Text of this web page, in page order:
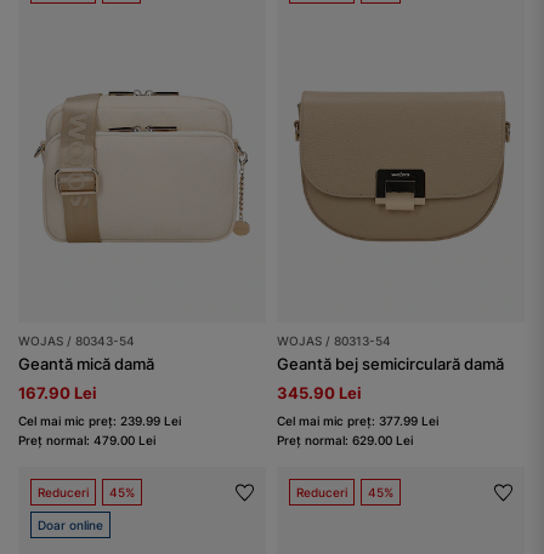
WOJAS / 80343-54
Geantă mică damă
167.90 Lei
Cel mai mic preț: 239.99 Lei
Preț normal: 479.00 Lei
WOJAS / 80313-54
Geantă bej semicirculară damă
345.90 Lei
Cel mai mic preț: 377.99 Lei
Preț normal: 629.00 Lei
Reduceri 45%
Doar online
Reduceri 45%